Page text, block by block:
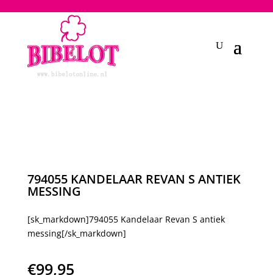
794055 KANDELAAR REVAN S ANTIEK
MESSING
[sk_markdown]794055 Kandelaar Revan S antiek
messing[/sk_markdown]
€99,95